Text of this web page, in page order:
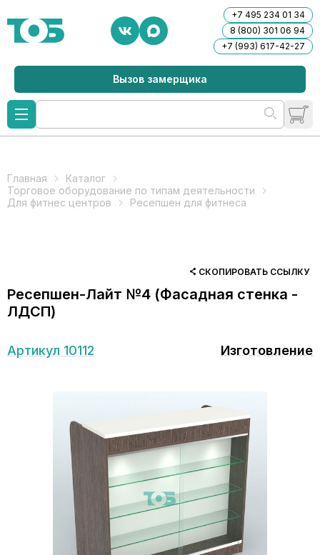
+7 495 234 01 34
8 (800) 301 06 94
+7 (993) 617-42-27
Вызов замерщика
Главная
Каталог
Торговое оборудование по типам деятельности
Для фитнес центров
Ресепшен для фитнеса
СКОПИРОВАТЬ ССЫЛКУ
Ресепшен-Лайт №4 (Фасадная стенка -
ЛДСП)
Артикул 10112 Изготовление